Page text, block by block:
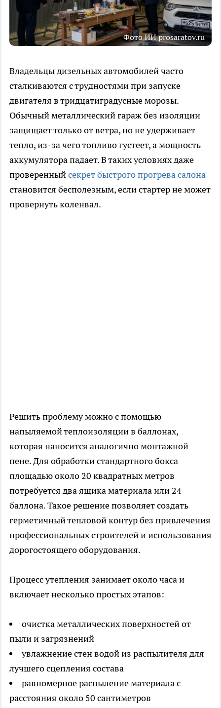
Фото ИИ prosaratov.ru
Владельцы дизельных автомобилей часто
сталкиваются с трудностями при запуске
двигателя в тридцатиградусные морозы.
Обычный металлический гараж без изоляции
защищает только от ветра, но не удерживает
тепло, из-за чего топливо густеет, а мощность
аккумулятора падает. В таких условиях даже
проверенныйсекрет быстрого прогрева салона
становится бесполезным, если стартер не может
провернуть коленвал.
Решить проблему можно с помощью
напыляемой теплоизоляции в баллонах,
которая наносится аналогично монтажной
пене. Для обработки стандартного бокса
площадью около 20 квадратных метров
потребуется два ящика материала или 24
баллона. Такое решение позволяет создать
герметичный тепловой контур без привлечения
профессиональных строителей и использования
дорогостоящего оборудования.
Процесс утепления занимает около часа и
включает несколько простых этапов:
очистка металлических поверхностей от
пыли и загрязнений
увлажнение стен водой из распылителя для
лучшего сцепления состава
равномерное распыление материала с
расстояния около 50 сантиметров